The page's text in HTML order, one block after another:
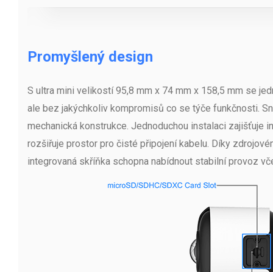
Promyšlený design
S ultra mini velikostí 95,8 mm x 74 mm x 158,5 mm se
ale bez jakýchkoliv kompromisů co se týče funkčnosti.
mechanická konstrukce. Jednoduchou instalaci zajišťuje
rozšiřuje prostor pro čisté připojení kabelu. Díky
integrovaná skříňka schopna nabídnout stabilní provoz